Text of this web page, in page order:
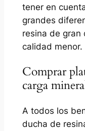
tener en
grandes
resina de gran
calidad menor.
Comprar
carga
A todos los
ducha de